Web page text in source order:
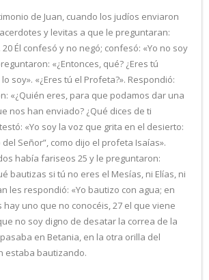
de Juan, cuando los judíos enviaron
y levitas a que le preguntaran:
20 Él confesó y no negó; confesó: «Yo no soy
«¿Entonces, qué? ¿Eres tú
lo soy». «¿Eres tú el Profeta?». Respondió:
«¿Quién eres, para que podamos dar una
nos han enviado? ¿Qué dices de ti
«Yo soy la voz que grita en el desierto:
Señor”, como dijo el profeta Isaías».
había fariseos 25 y le preguntaron:
bautizas si tú no eres el Mesías, ni Elías, ni
les respondió: «Yo bautizo con agua; en
uno que no conocéis, 27 el que viene
no soy digno de desatar la correa de la
en Betania, en la otra orilla del
estaba bautizando.